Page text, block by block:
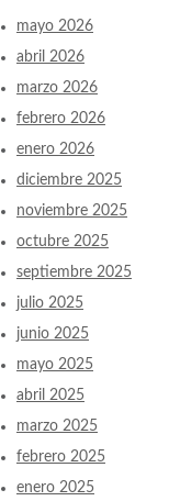
mayo 2026
abril 2026
marzo 2026
febrero 2026
enero 2026
diciembre 2025
noviembre 2025
octubre 2025
septiembre 2025
julio 2025
junio 2025
mayo 2025
abril 2025
marzo 2025
febrero 2025
enero 2025